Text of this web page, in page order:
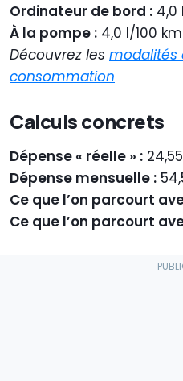
Ordinateur de bord : 4,0
À la pompe : 4,0 l/100 km
Découvrez les modalités
consommation
Calculs concrets
Dépense « réelle » :
Dépense mensuelle :
Ce que l’on parcourt
Ce que l’on parcourt